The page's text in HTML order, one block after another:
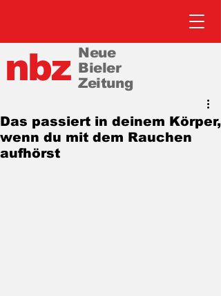
nbz Neue
Bieler
Zeitung
Das passiert in deinem Körper,
wenn du mit dem Rauchen
aufhörst